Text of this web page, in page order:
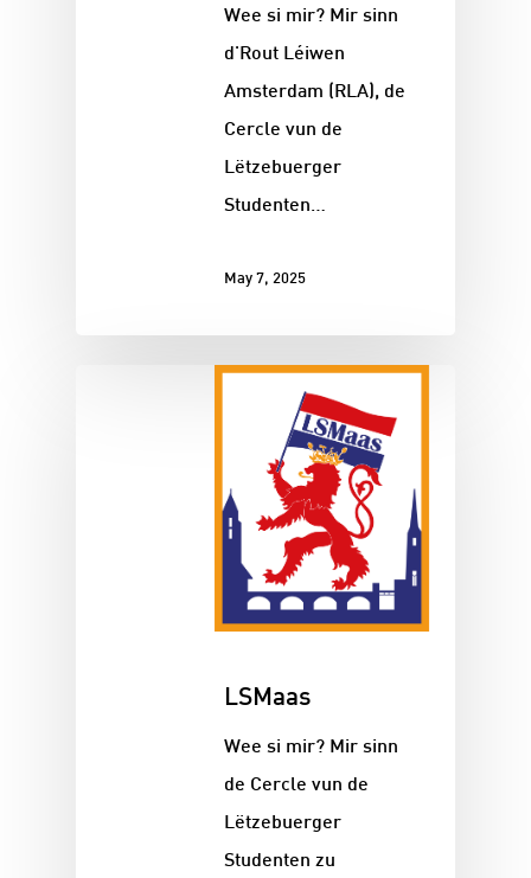
Wee si mir? Mir sinn
d'Rout Léiwen
Amsterdam (RLA), de
Cercle vun de
Lëtzebuerger
Studenten…
May 7, 2025
LSMaas
Wee si mir? Mir sinn
de Cercle vun de
Lëtzebuerger
Studenten zu